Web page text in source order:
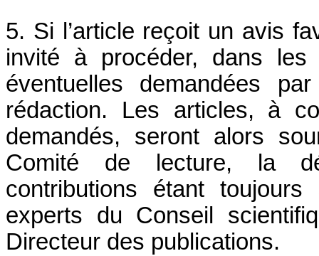
5. Si l’article reçoit un avis
invité à procéder, dans
éventuelles demandées
rédaction. Les articles, à
demandés, seront alors
Comité de lecture, la
contributions étant
experts du Conseil
Directeur des publications.